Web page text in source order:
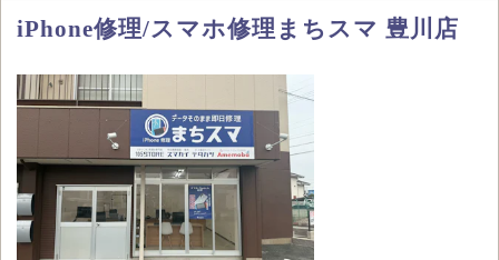
iPhone修理/スマホ修理まちスマ 豊川店